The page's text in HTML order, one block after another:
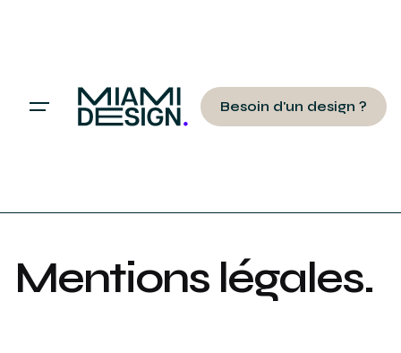
Besoin d'un design ?
Mentions légales.